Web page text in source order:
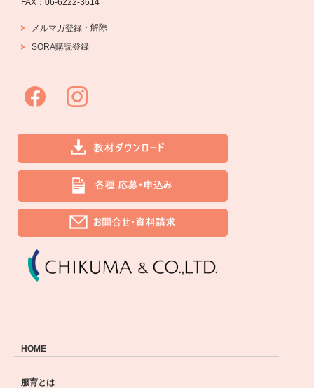
FAX：06-6222-3614
メルマガ登録 ・ 解除
SORA購読登録
HOME
服育とは